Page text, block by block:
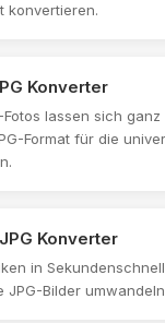
konvertieren.
Konverter
Fotos lassen sich
Format für die
Konverter
in
JPG-Bilder